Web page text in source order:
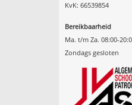
KvK: 66539854
Bereikbaarheid
Ma. t/m Za. 08:00-
Zondags gesloten